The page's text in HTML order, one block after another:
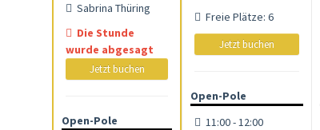
Sabrina Thüring
Die Stunde
wurde abgesagt
Jetzt buchen
Open-Pole
Freie Plätze: 6
Jetzt buchen
Open-Pole
11:00 - 12:00